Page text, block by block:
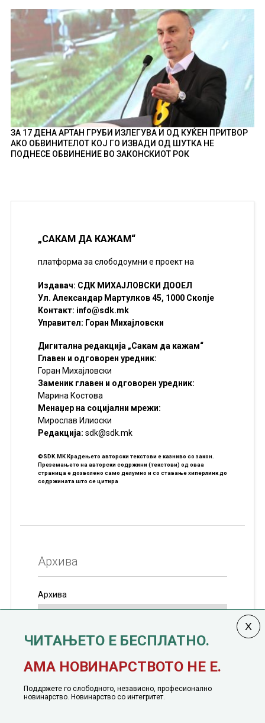
ЗА 17 ДЕНА АРТАН ГРУБИ ИЗЛЕГУВА И ОД КУЌЕН ПРИТВОР
АКО ОБВИНИТЕЛОТ КОЈ ГО ИЗВАДИ ОД ШУТКА НЕ
ПОДНЕСЕ ОБВИНЕНИЕ ВО ЗАКОНСКИОТ РОК
„САКАМ ДА КАЖАМ“
платформа за слободоумни е проект на
Издавач: СДК МИХАЈЛОВСКИ ДООЕЛ
Ул. Александар Мартулков 45, 1000 Скопје
Контакт: info@sdk.mk
Управител: Горан Михајловски
Дигитална редакција „Сакам да кажам“
Главен и одговорен уредник:
Горан Михајловски
Заменик главен и одговорен уредник:
Марина Костова
Менаџер на социјални мрежи:
Мирослав Илиоски
Редакцијa: sdk@sdk.mk
©SDK.MK Крадењето авторски текстови е казниво со закон.
Преземањето на авторски содржини (текстови) од оваа
страница е дозволено само делумно и со ставање хиперлинк до
содржината што се цитира
Архива
Архива
јануари, 1991 година
ЧИТАЊЕТО Е БЕСПЛАТНО.
АМА НОВИНАРСТВОТО НЕ Е.
Поддржете го слободното, независно, професионално
новинарство. Новинарство со интегритет.